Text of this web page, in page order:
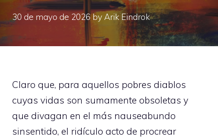
30 de mayo de 2026by Arik Eindrok
Claro que, para aquellos pobres diablos
cuyas vidas son sumamente obsoletas y
que divagan en el más nauseabundo
sinsentido, el ridículo acto de procrear